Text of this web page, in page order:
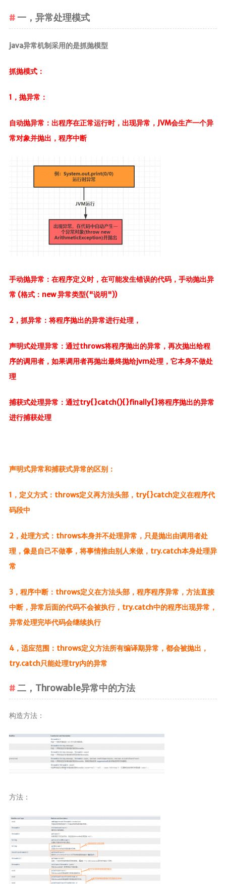
一，异常处理模式
java异常机制采用的是抓抛模型
抓抛模式：
1，抛异常：
自动抛异常：出程序在正常运行时，出现异常，JVM会生产一个异
常对象并抛出，程序中断
手动抛异常：在程序定义时，在可能发生错误的代码，手动抛出异
常 (格式：new 异常类型("说明"))
2，抓异常：将程序抛出的异常进行处理，
声明式处理异常：通过throws将程序抛出的异常，再次抛出给程
序的调用者，如果调用者再抛出最终抛给jvm处理，它本身不做处
理
捕获式处理异常：通过try{}catch(){}finally{}将程序抛出的异常
进行捕获处理
声明式异常和捕获式异常的区别：
1，定义方式：throws定义再方法头部，try{}catch定义在程序代
码段中
2，处理方式：throws本身并不处理异常，只是抛出由调用者处
理，像是自己不做事，将事情推由别人来做，try.catch本身处理异
常
3，程序中断：throws定义在方法头部，程序程序异常，方法直接
中断，异常后面的代码不会被执行，try.catch中的程序出现异常，
异常处理完毕代码会继续执行
4，适应范围：throws定义方法所有编译期异常，都会被抛出，
try.catch只能处理try内的异常
二，Throwable异常中的方法
构造方法：
方法：